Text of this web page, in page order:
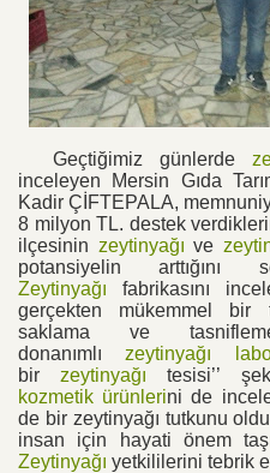
Geçtiğimiz günlerde
inceleyen Mersin Gıda
Kadir ÇİFTEPALA,
8 milyon TL. destek
ilçesinin zeytinyağı ve
potansiyelin
Zeytinyağı fabrikasını
gerçekten mükemmel bir
saklama ve
donanımlızeytinyağı
birzeytinyağı tesisi’’
kozmetik ürünlerini de
de bir zeytinyağı tutkunu
insan için hayati önem
Zeytinyağı yetkililerini tebrik